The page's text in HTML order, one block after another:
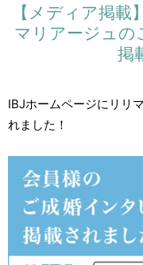
【メディア掲載
マリアージュの
掲
IBJホームページにリリ
れました！